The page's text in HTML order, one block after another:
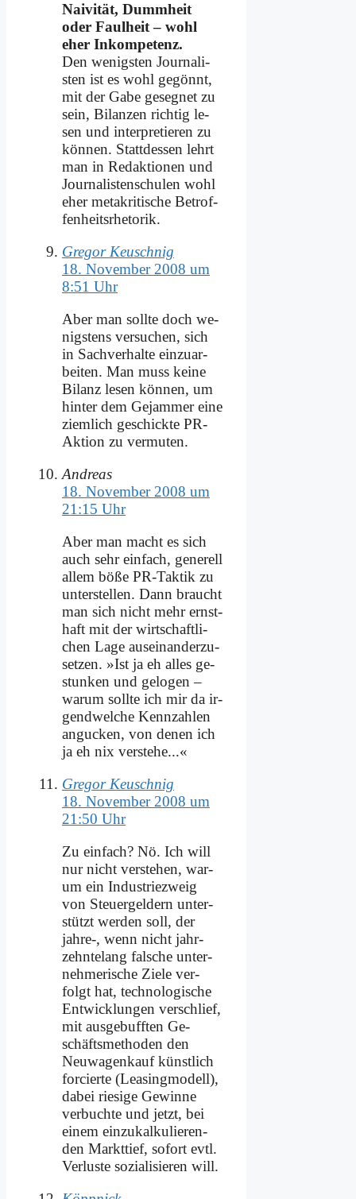
Nai­vi­tät, Dumm­heit
oder Faul­heit – wohl
eher In­kom­pe­tenz.
Den we­nig­sten Jour­na­li­
sten ist es wohl ge­gönnt,
mit der Ga­be ge­seg­net zu
sein, Bi­lan­zen rich­tig le­
sen und in­ter­pre­tie­ren zu
kön­nen. Statt­des­sen lehrt
man in Re­dak­tio­nen und
Jour­na­li­sten­schu­len wohl
eher me­ta­kri­ti­sche Be­trof­
fen­heits­rhe­to­rik.
Gregor Keuschnig
18. November 2008 um
8:51 Uhr
Aber man soll­te doch we­
nig­stens ver­su­chen, sich
in Sach­ver­hal­te ein­zu­ar­
bei­ten. Man muss kei­ne
Bi­lanz le­sen kön­nen, um
hin­ter dem Ge­jam­mer ei­ne
ziem­lich ge­schick­te PR-
Ak­ti­on zu ver­mu­ten.
Andreas
18. November 2008 um
21:15 Uhr
Aber man macht es sich
auch sehr ein­fach, ge­ne­rell
al­lem bö­ße PR-Tak­tik zu
un­ter­stel­len. Dann braucht
man sich nicht mehr ernst­
haft mit der wirt­schaft­li­
chen La­ge aus­ein­an­der­zu­
set­zen. »Ist ja eh al­les ge­
stun­ken und ge­lo­gen –
war­um soll­te ich mir da ir­
gend­wel­che Kenn­zah­len
an­gucken, von de­nen ich
ja eh nix ver­ste­he...«
Gregor Keuschnig
18. November 2008 um
21:50 Uhr
Zu ein­fach? Nö. Ich will
nur nicht ver­ste­hen, war­
um ein In­du­strie­zweig
von Steu­er­gel­dern un­ter­
stützt wer­den soll, der
jahre‑, wenn nicht jahr­
zehn­te­lang fal­sche un­ter­
neh­me­ri­sche Zie­le ver­
folgt hat, tech­no­lo­gi­sche
Ent­wick­lun­gen ver­schlief,
mit aus­ge­buff­ten Ge­
schäfts­me­tho­den den
Neu­wa­gen­kauf künst­lich
for­cier­te (Lea­sing­mo­dell),
da­bei rie­si­ge Ge­win­ne
ver­buch­te und jetzt, bei
ei­nem ein­zu­kal­ku­lie­ren­
den Markt­tief, so­fort evtl.
Ver­lu­ste so­zia­li­sie­ren will.